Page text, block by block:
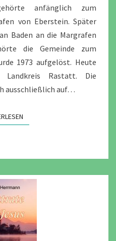
anfänglich zum
von Eberstein. Später
Baden an die Margrafen
die Gemeinde zum
1973 aufgelöst. Heute
Rastatt. Die
ausschließlich auf…
WEITERLESEN